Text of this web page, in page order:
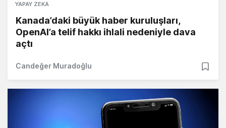
YAPAY ZEKA
Kanada’daki büyük haber kuruluşları,
OpenAI’a telif hakkı ihlali nedeniyle dava
açtı
Candeğer Muradoğlu